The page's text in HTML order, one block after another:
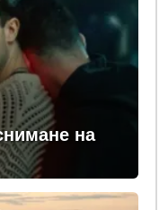
на